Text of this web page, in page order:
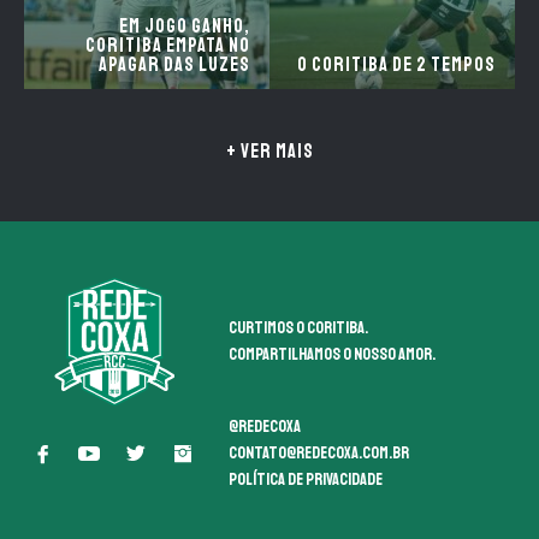
Em jogo ganho,
Coritiba empata no
apagar das luzes
O Coritiba de 2 tempos
+ VER MAIS
Curtimos o coritiba.
Compartilhamos o nosso amor.
@redecoxa
contato@redecoxa.com.br
Política de Privacidade